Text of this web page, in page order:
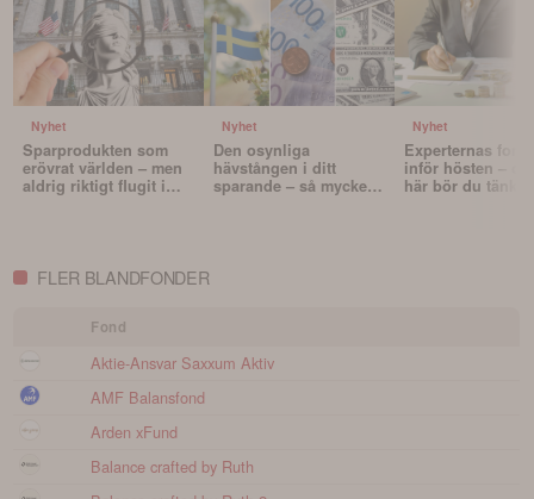
Nyhet
Sparprodukten som
erövrat världen – men
aldrig riktigt flugit i
Nyhet
Den osynliga
hävstången i ditt
sparande – så mycket
Nyhet
Experternas
inför hösten –
här bör du tänka
FLER BLANDFONDER
Fond
Aktie-Ansvar Saxxum Aktiv
AMF Balansfond
Arden xFund
Balance crafted by Ruth